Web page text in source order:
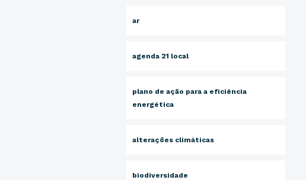
ar
agenda 21 local
plano de ação para a eficiência
energética
alterações climáticas
biodiversidade